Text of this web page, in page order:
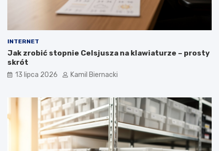
INTERNET
Jak zrobić stopnie Celsjusza na klawiaturze – prosty
skrót
13 lipca 2026 Kamil Biernacki